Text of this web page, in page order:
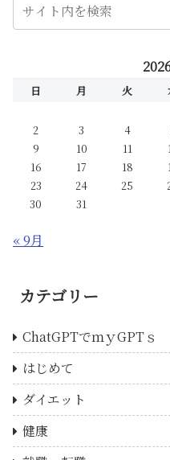
日 月 火
2
3 4
9
10 11
16
17 18
23
24 25
30
31
« 9月
カテゴリー
ChatGPTでｍｙGPTｓ
はじめて
ダイエット
健康